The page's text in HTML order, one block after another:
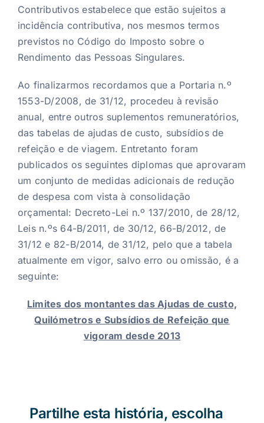
Contributivos estabelece que estão sujeitos a
incidência contributiva, nos mesmos termos
previstos no Código do Imposto sobre o
Rendimento das Pessoas Singulares.
Ao finalizarmos recordamos que a Portaria n.º
1553-D/2008, de 31/12, procedeu à revisão
anual, entre outros suplementos remuneratórios,
das tabelas de ajudas de custo, subsídios de
refeição e de viagem. Entretanto foram
publicados os seguintes diplomas que aprovaram
um conjunto de medidas adicionais de redução
de despesa com vista à consolidação
orçamental: Decreto-Lei n.º 137/2010, de 28/12,
Leis n.ºs 64-B/2011, de 30/12, 66-B/2012, de
31/12 e 82-B/2014, de 31/12, pelo que a tabela
atualmente em vigor, salvo erro ou omissão, é a
seguinte:
Limites dos montantes das Ajudas de custo,
Quilómetros e Subsídios de Refeição que
vigoram desde 2013
Partilhe esta história, escolha